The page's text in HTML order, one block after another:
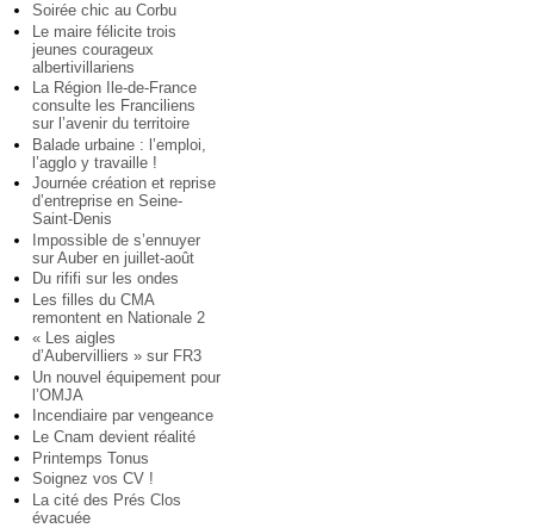
Soirée chic au Corbu
Le maire félicite trois
jeunes courageux
albertivillariens
La Région Ile-de-France
consulte les Franciliens
sur l’avenir du territoire
Balade urbaine : l’emploi,
l’agglo y travaille !
Journée création et reprise
d’entreprise en Seine-
Saint-Denis
Impossible de s’ennuyer
sur Auber en juillet-août
Du rififi sur les ondes
Les filles du CMA
remontent en Nationale 2
« Les aigles
d’Aubervilliers » sur FR3
Un nouvel équipement pour
l’OMJA
Incendiaire par vengeance
Le Cnam devient réalité
Printemps Tonus
Soignez vos CV !
La cité des Prés Clos
évacuée